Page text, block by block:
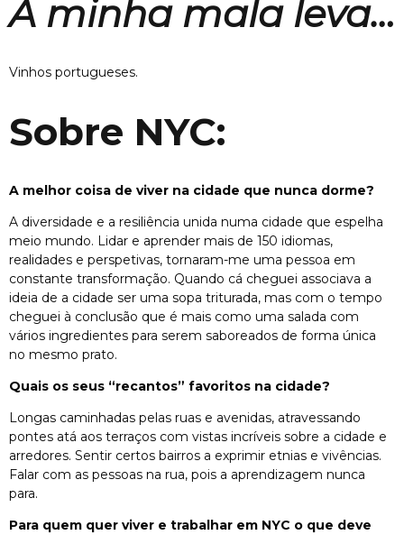
A minha mala leva…
Vinhos portugueses.
Sobre NYC:
A melhor coisa de viver na cidade que nunca dorme?
A diversidade e a resiliência unida numa cidade que espelha
meio mundo. Lidar e aprender mais de 150 idiomas,
realidades e perspetivas, tornaram-me uma pessoa em
constante transformação. Quando cá cheguei associava a
ideia de a cidade ser uma sopa triturada, mas com o tempo
cheguei à conclusão que é mais como uma salada com
vários ingredientes para serem saboreados de forma única
no mesmo prato.
Quais os seus “recantos” favoritos na cidade?
Longas caminhadas pelas ruas e avenidas, atravessando
pontes atá aos terraços com vistas incríveis sobre a cidade e
arredores. Sentir certos bairros a exprimir etnias e vivências.
Falar com as pessoas na rua, pois a aprendizagem nunca
para.
Para quem quer viver e trabalhar em NYC o que deve